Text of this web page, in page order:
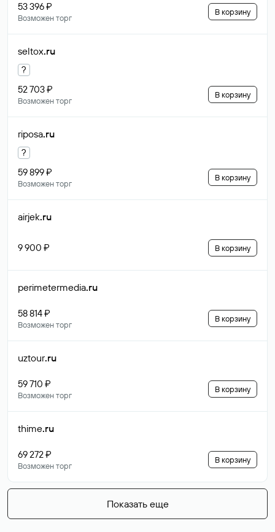
53 396 ₽
Возможен торг
В корзину
seltox.ru
?
52 703 ₽
Возможен торг
В корзину
riposa.ru
?
59 899 ₽
Возможен торг
В корзину
airjek.ru
9 900 ₽ В корзину
perimetermedia.ru
58 814 ₽
Возможен торг
В корзину
uztour.ru
59 710 ₽
Возможен торг
В корзину
thime.ru
69 272 ₽
Возможен торг
В корзину
Показать еще